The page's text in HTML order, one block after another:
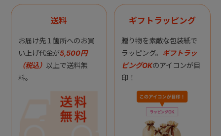
送料
お届け先１箇所へのお買
い上げ代金が5,500円
（税込） 以上で送料無
料。
ギフトラッピング
贈り物を素敵な包装紙で
ラッピング。 ギフトラッ
ピングOKのアイコンが目
印！